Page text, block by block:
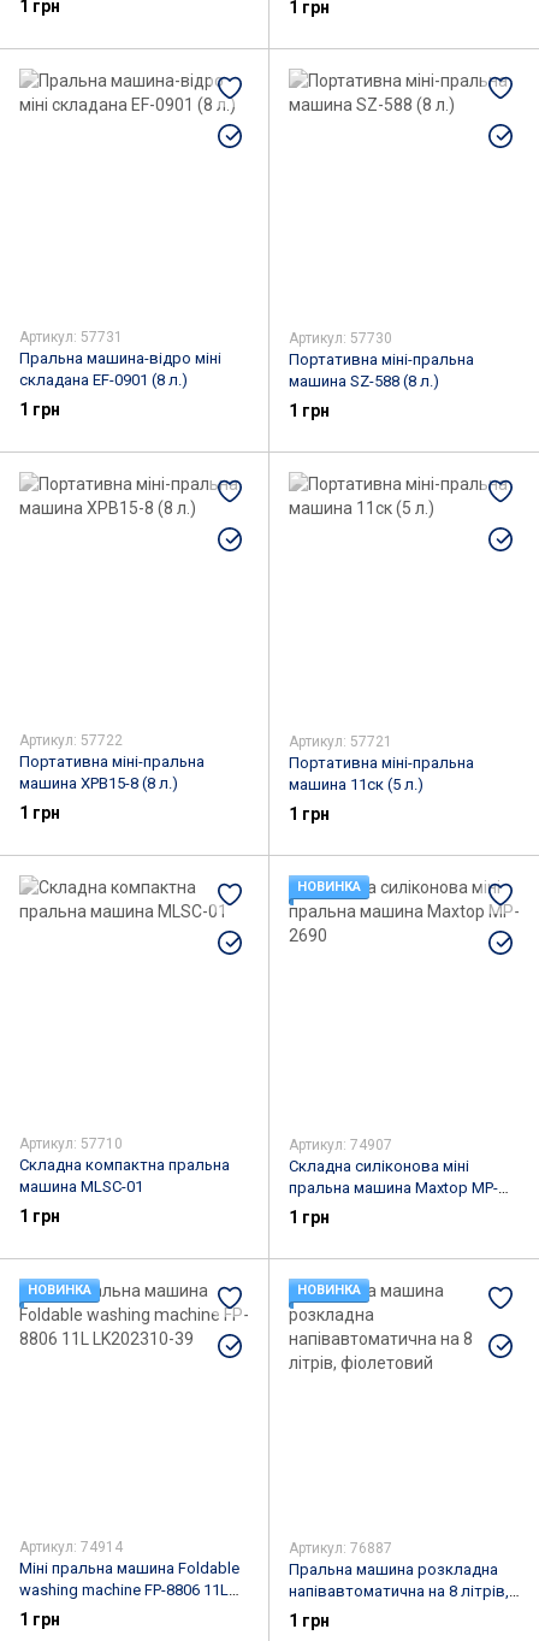
1 грн 1 грн
Артикул: 57731
Пральна машина-відро міні
складана EF-0901 (8 л.)
1 грн
Артикул: 57730
Портативна міні-пральна
машина SZ-588 (8 л.)
1 грн
Артикул: 57722
Портативна міні-пральна
машина XPB15-8 (8 л.)
1 грн
Артикул: 57721
Портативна міні-пральна
машина 11ск (5 л.)
1 грн
Артикул: 57710
Складна компактна пральна
машина MLSC-01
1 грн
НОВИНКА
Артикул: 74907
Складна силіконова міні
пральна машина Maxtop MP-
2690
1 грн
НОВИНКА
Артикул: 74914
Міні пральна машина Foldable
washing machine FP-8806 11L
LK202310-39
1 грн
НОВИНКА
Артикул: 76887
Пральна машина розкладна
напівавтоматична на 8 літрів,
фіолетовий
1 грн